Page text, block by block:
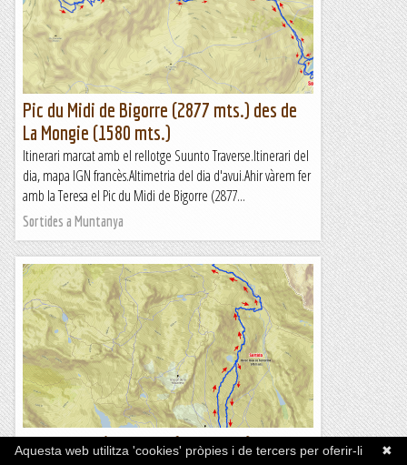
Pic du Midi de Bigorre (2877 mts.) des de
La Mongie (1580 mts.)
Itinerari marcat amb el rellotge Suunto Traverse.Itinerari del
dia, mapa IGN francès.Altimetria del dia d'avui.Ahir vàrem fer
amb la Teresa el Pic du Midi de Bigorre (2877...
Sortides a Muntanya
53a ascensió a l'Aneto (3404 mts.) per
✖
Aquesta web utilitza 'cookies' pròpies i de tercers per oferir-li